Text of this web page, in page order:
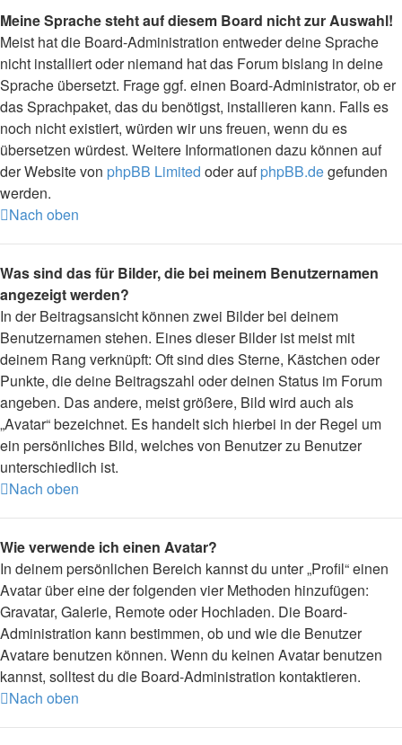
Meine Sprache steht auf diesem Board nicht zur Auswahl!
Meist hat die Board-Administration entweder deine Sprache
nicht installiert oder niemand hat das Forum bislang in deine
Sprache übersetzt. Frage ggf. einen Board-Administrator, ob er
das Sprachpaket, das du benötigst, installieren kann. Falls es
noch nicht existiert, würden wir uns freuen, wenn du es
übersetzen würdest. Weitere Informationen dazu können auf
der Website von phpBB Limited oder aufphpBB.degefunden
werden.
Nach oben
Was sind das für Bilder, die bei meinem Benutzernamen
angezeigt werden?
In der Beitragsansicht können zwei Bilder bei deinem
Benutzernamen stehen. Eines dieser Bilder ist meist mit
deinem Rang verknüpft: Oft sind dies Sterne, Kästchen oder
Punkte, die deine Beitragszahl oder deinen Status im Forum
angeben. Das andere, meist größere, Bild wird auch als
„Avatar“ bezeichnet. Es handelt sich hierbei in der Regel um
ein persönliches Bild, welches von Benutzer zu Benutzer
unterschiedlich ist.
Nach oben
Wie verwende ich einen Avatar?
In deinem persönlichen Bereich kannst du unter „Profil“ einen
Avatar über eine der folgenden vier Methoden hinzufügen:
Gravatar, Galerie, Remote oder Hochladen. Die Board-
Administration kann bestimmen, ob und wie die Benutzer
Avatare benutzen können. Wenn du keinen Avatar benutzen
kannst, solltest du die Board-Administration kontaktieren.
Nach oben